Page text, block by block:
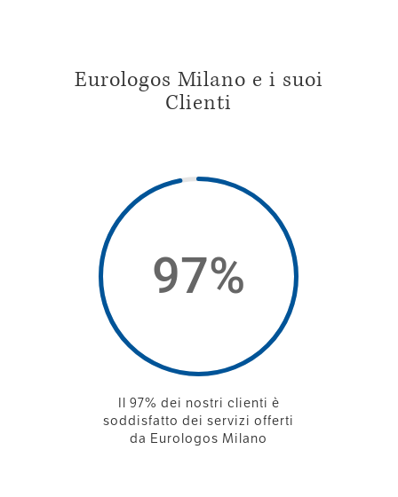
Eurologos Milano e i suoi
Clienti
97%
Il 97% dei nostri clienti è
soddisfatto dei servizi offerti
da Eurologos Milano